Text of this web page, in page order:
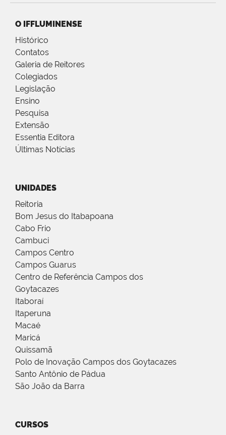
O IFFLUMINENSE
Histórico
Contatos
Galeria de Reitores
Colegiados
Legislação
Ensino
Pesquisa
Extensão
Essentia Editora
Últimas Notícias
UNIDADES
Reitoria
Bom Jesus do Itabapoana
Cabo Frio
Cambuci
Campos Centro
Campos Guarus
Centro de Referência Campos dos
Goytacazes
Itaboraí
Itaperuna
Macaé
Maricá
Quissamã
Polo de Inovação Campos dos Goytacazes
Santo Antônio de Pádua
São João da Barra
CURSOS